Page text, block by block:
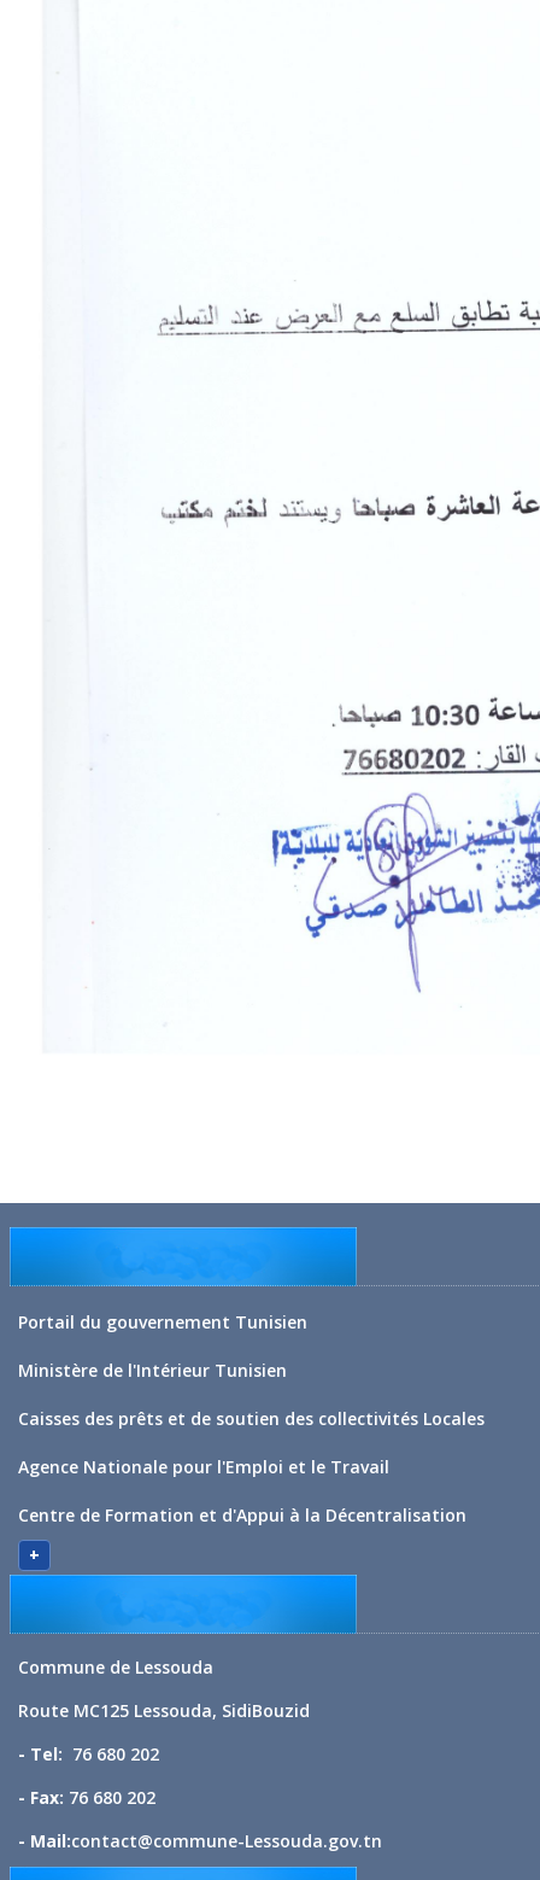
Portail du gouvernement Tunisien
Ministère de l'Intérieur Tunisien
Caisses des prêts et de soutien des collectivités Locales
Agence Nationale pour l'Emploi et le Travail
Centre de Formation et d'Appui à la Décentralisation
+
Commune de Lessouda
Route MC125 Lessouda, SidiBouzid
- Tel: 76 680 202
- Fax: 76 680 202
- Mail:contact@commune-Lessouda.gov.tn